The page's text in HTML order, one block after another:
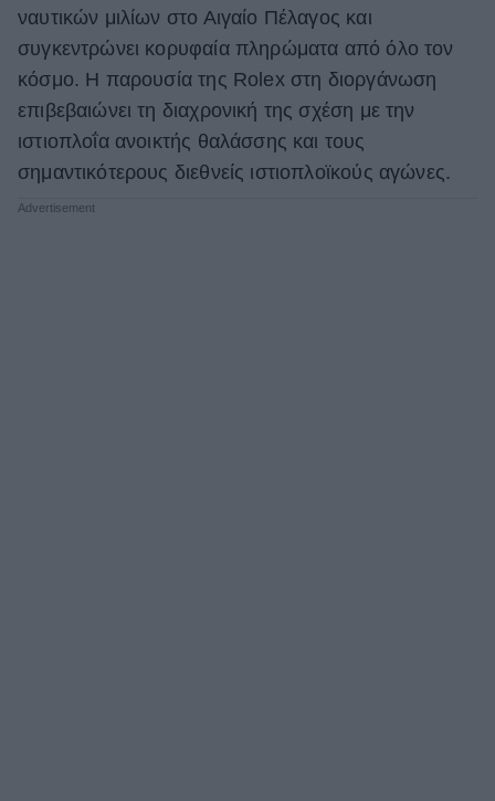
Women's Forum
Hautes Grecians
Γάμος
ναυτικών μιλίων στο Αιγαίο Πέλαγος και
συγκεντρώνει κορυφαία πληρώματα από όλο τον
κόσμο. Η παρουσία της Rolex στη διοργάνωση
επιβεβαιώνει τη διαχρονική της σχέση με την
ιστιοπλοΐα ανοικτής θαλάσσης και τους
σημαντικότερους διεθνείς ιστιοπλοϊκούς αγώνες.